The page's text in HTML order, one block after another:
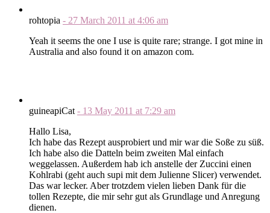
rohtopia - 27 March 2011 at 4:06 am
Yeah it seems the one I use is quite rare; strange. I got mine in
Australia and also found it on amazon com.
guineapiCat - 13 May 2011 at 7:29 am
Hallo Lisa,
Ich habe das Rezept ausprobiert und mir war die Soße zu süß.
Ich habe also die Datteln beim zweiten Mal einfach
weggelassen. Außerdem hab ich anstelle der Zuccini einen
Kohlrabi (geht auch supi mit dem Julienne Slicer) verwendet.
Das war lecker. Aber trotzdem vielen lieben Dank für die
tollen Rezepte, die mir sehr gut als Grundlage und Anregung
dienen.